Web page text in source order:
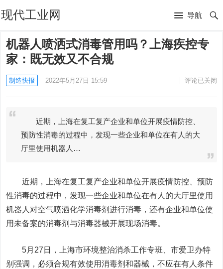
现代工业网 导航
机器人喷洒式消毒管用吗？上海疾控专
家：既无效又不合规
制造快报 2022年5月27日 15:59 评论已关闭
近期，上海在复工复产企业和单位开展疫情防控、
预防性消毒的过程中，发现一些企业和单位在有人的大
厅里使用机器人…
近期，上海在复工复产企业和单位开展疫情防控、预防
性消毒的过程中，发现一些企业和单位在有人的大厅里使用
机器人 对空气喷洒化学消毒剂进行消毒，还有企业和单位使
用未备案的消毒剂与消毒器械开展现场消毒。
5月27日，上海市环境整治消杀工作专班、市爱卫办特
别强调，必须合规有效使用消毒剂和器械，不应在有人条件